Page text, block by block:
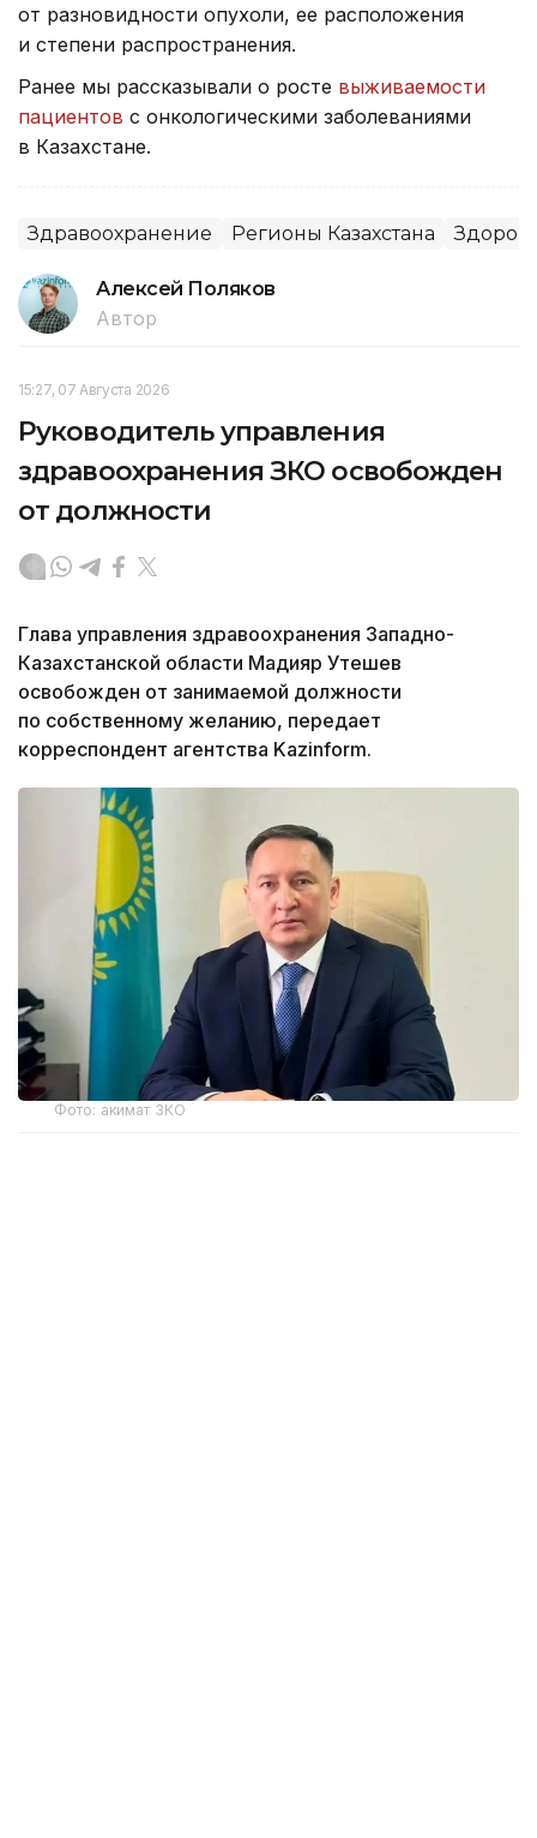
от разновидности опухоли, ее расположения
и степени распространения.
Ранее мы рассказывали о росте выживаемости
пациентов с онкологическими заболеваниями
в Казахстане.
Здравоохранение Регионы Казахстана
Алексей Поляков
Автор
15:27, 07 Августа 2026
Руководитель управления
здравоохранения ЗКО освобожден
от должности
Глава управления здравоохранения Западно-
Казахстанской области Мадияр Утешев
освобожден от занимаемой должности
по собственному желанию, передает
корреспондент агентства Kazinform.
Фото: акимат ЗКО